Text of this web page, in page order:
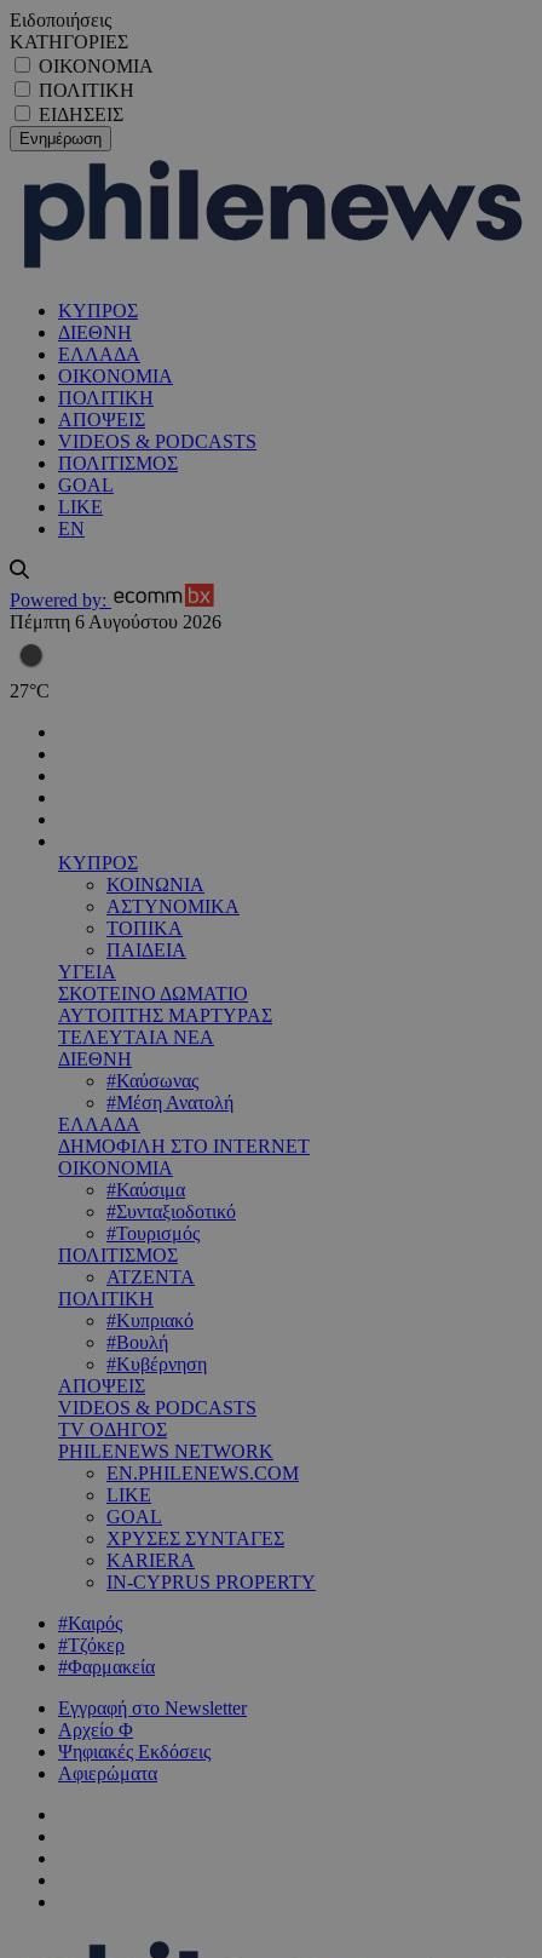
Ειδοποιήσεις
ΚΑΤΗΓΟΡΙΕΣ
ΟΙΚΟΝΟΜΙΑ
ΠΟΛΙΤΙΚΗ
ΕΙΔΗΣΕΙΣ
ΚΥΠΡΟΣ
ΔΙΕΘΝΗ
ΕΛΛΑΔΑ
ΟΙΚΟΝΟΜΙΑ
ΠΟΛΙΤΙΚΗ
ΑΠΟΨΕΙΣ
VIDEOS & PODCASTS
ΠΟΛΙΤΙΣΜΟΣ
GOAL
LIKE
EN
Powered by:
Πέμπτη 6 Αυγούστου 2026
27°C
ΚΥΠΡΟΣ
ΚΟΙΝΩΝΙΑ
ΑΣΤΥΝΟΜΙΚΑ
ΤΟΠΙΚΑ
ΠΑΙΔΕΙΑ
ΥΓΕΙΑ
ΣΚΟΤΕΙΝΟ ΔΩΜΑΤΙΟ
ΑΥΤΟΠΤΗΣ ΜΑΡΤΥΡΑΣ
ΤΕΛΕΥΤΑΙΑ ΝΕΑ
ΔΙΕΘΝΗ
#Καύσωνας
#Μέση Ανατολή
ΕΛΛΑΔΑ
ΔΗΜΟΦΙΛΗ ΣΤΟ INTERNET
ΟΙΚΟΝΟΜΙΑ
#Καύσιμα
#Συνταξιοδοτικό
#Τουρισμός
ΠΟΛΙΤΙΣΜΟΣ
ΑΤΖΕΝΤΑ
ΠΟΛΙΤΙΚΗ
#Κυπριακό
#Βουλή
#Κυβέρνηση
ΑΠΟΨΕΙΣ
VIDEOS & PODCASTS
TV ΟΔΗΓΟΣ
PHILENEWS NETWORK
EN.PHILENEWS.COM
LIKE
GOAL
ΧΡΥΣΕΣ ΣΥΝΤΑΓΕΣ
KARIERA
IN-CYPRUS PROPERTY
#Καιρός
#Τζόκερ
#Φαρμακεία
Εγγραφή στο Newsletter
Αρχείο Φ
Ψηφιακές Εκδόσεις
Αφιερώματα